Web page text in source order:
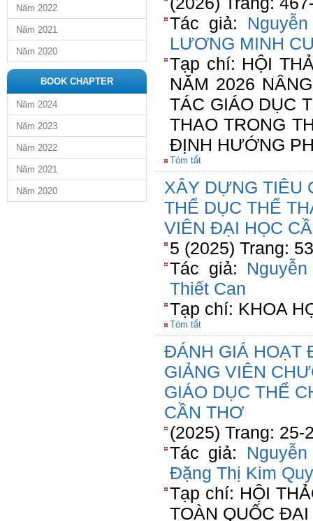
Năm 2022
Năm 2021
Năm 2020
BOOK CHAPTER
Năm 2024
Năm 2023
Năm 2022
Năm 2021
Năm 2020
Tác giả:
LƯƠNG MINH
Tạp chí: HỘI
NĂM 2026
TÁC GIÁO DỤC
THAO TRONG
ĐỊNH HƯỚNG
Tóm tắt
XÂY DỰNG TIÊU
THỂ DỤC THỂ
VIÊN ĐẠI HỌC
5 (2025) Trang:
Tác giả:
Thiết Can
Tạp chí: KHOA
Tóm tắt
ĐÁNH GIÁ HOẠT
GIẢNG VIÊN
GIÁO DỤC THỂ
CẦN THƠ
(2025) Trang: 25-
Tác giả:
Đặng Thị Kim
Tạp chí: HỘI
TOÀN QUỐC